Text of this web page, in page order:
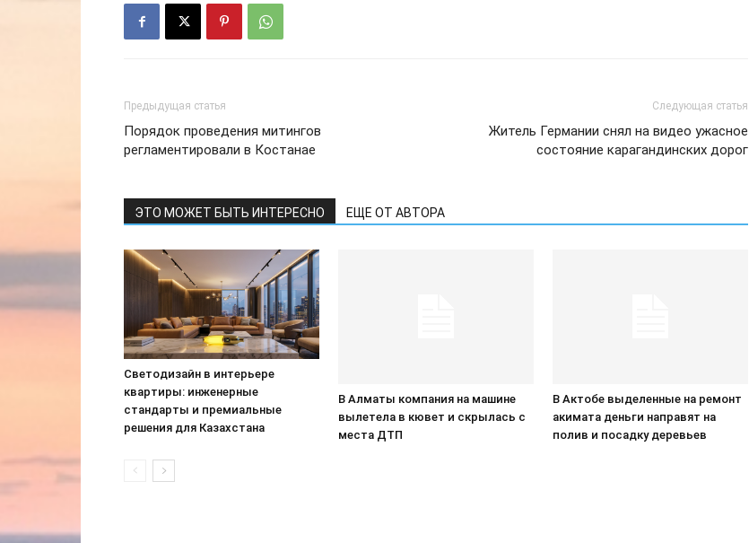
Предыдущая статья
Порядок проведения митингов
регламентировали в Костанае
Следующая статья
Житель Германии снял на видео ужасное
состояние карагандинских дорог
ЭТО МОЖЕТ БЫТЬ ИНТЕРЕСНО ЕЩЕ ОТ АВТОРА
Светодизайн в интерьере
квартиры: инженерные
стандарты и премиальные
решения для Казахстана
В Алматы компания на машине
вылетела в кювет и скрылась с
места ДТП
В Актобе выделенные на ремонт
акимата деньги направят на
полив и посадку деревьев